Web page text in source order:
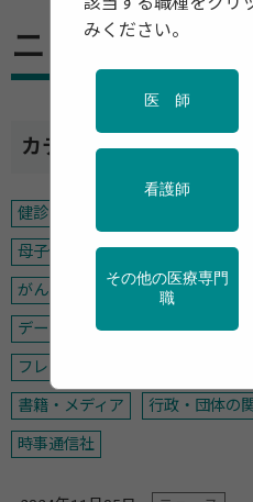
ニュース ー 産
カテゴリ一覧
健診・検診
母子保健 学校保健 メンタ
がん 栄養 調査・統計
データヘルス計画 高齢者
フレイル・介護予防
書籍・メディア 行政・団体の
時事通信社
みください。
医 師
看護師
その他の医療専門
職